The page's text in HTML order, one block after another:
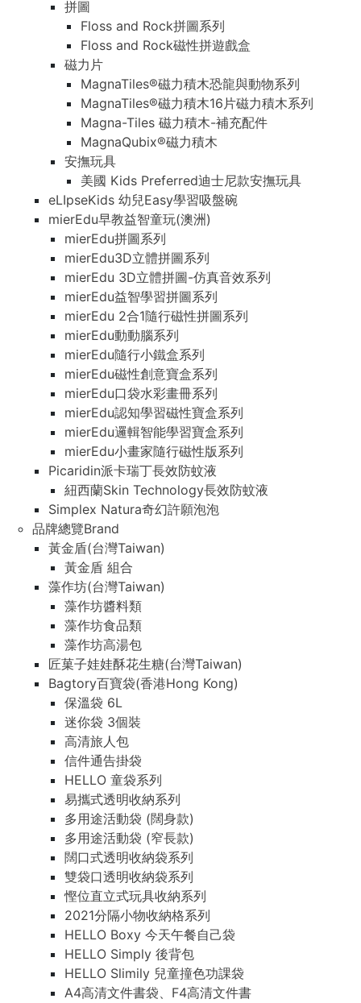
拼圖
Floss and Rock拼圖系列
Floss and Rock磁性拼遊戲盒
磁力片
MagnaTiles®磁力積木恐龍與動物系列
MagnaTiles®磁力積木16片磁力積木系列
Magna-Tiles 磁力積木-補充配件
MagnaQubix®磁力積木
安撫玩具
美國 Kids Preferred迪士尼款安撫玩具
eLIpseKids 幼兒Easy學習吸盤碗
mierEdu早教益智童玩(澳洲)
mierEdu拼圖系列
mierEdu3D立體拼圖系列
mierEdu 3D立體拼圖-仿真音效系列
mierEdu益智學習拼圖系列
mierEdu 2合1隨行磁性拼圖系列
mierEdu動動腦系列
mierEdu隨行小鐵盒系列
mierEdu磁性創意寶盒系列
mierEdu口袋水彩畫冊系列
mierEdu認知學習磁性寶盒系列
mierEdu邏輯智能學習寶盒系列
mierEdu小畫家隨行磁性版系列
Picaridin派卡瑞丁長效防蚊液
紐西蘭Skin Technology長效防蚊液
Simplex Natura奇幻許願泡泡
品牌總覽Brand
黃金盾(台灣Taiwan)
黃金盾 組合
藻作坊(台灣Taiwan)
藻作坊醬料類
藻作坊食品類
藻作坊高湯包
匠菓子娃娃酥花生糖(台灣Taiwan)
Bagtory百寶袋(香港Hong Kong)
保溫袋 6L
迷你袋 3個裝
高清旅人包
信件通告掛袋
HELLO 童袋系列
易攜式透明收納系列
多用途活動袋 (闊身款)
多用途活動袋 (窄長款)
闊口式透明收納袋系列
雙袋口透明收納袋系列
慳位直立式玩具收納系列
2021分隔小物收納格系列
HELLO Boxy 今天午餐自己袋
HELLO Simply 後背包
HELLO Slimily 兒童撞色功課袋
A4高清文件書袋、F4高清文件書